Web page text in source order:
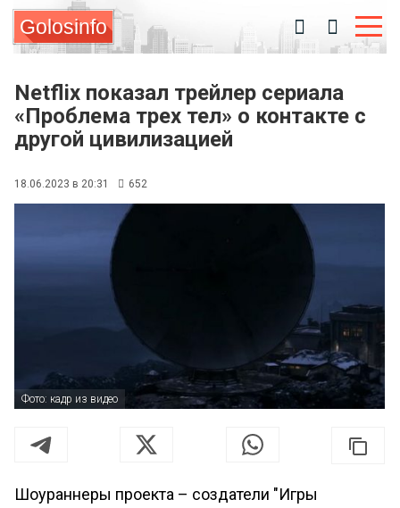
Golosinfo
Netflix показал трейлер сериала
«Проблема трех тел» о контакте с
другой цивилизацией
18.06.2023 в 20:31 652
Фото: кадр из видео
Шоураннеры проекта – создатели "Игры